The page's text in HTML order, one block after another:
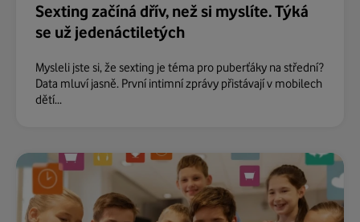
Sexting začíná dřív, než si myslíte. Týká
se už jedenáctiletých
Mysleli jste si, že sexting je téma pro puberťáky na střední?
Data mluví jasně. První intimní zprávy přistávají v mobilech
dětí...